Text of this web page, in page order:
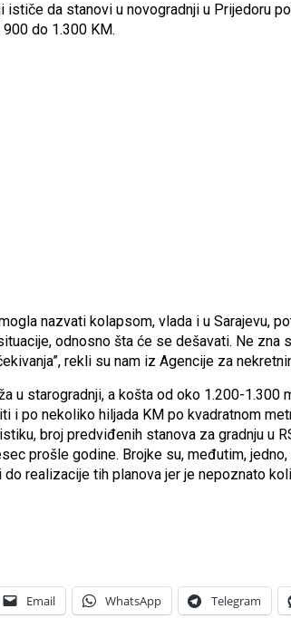
ističe da stanovi u novogradnji u Prijedoru
do 1.300 KM.
nazvati kolapsom, vlada i u Sarajevu,
odnosno šta će se dešavati. Ne zna
rekli su nam iz Agencije za
u starogradnji, a košta od oko 1.200-1.300
i po nekoliko hiljada KM po kvadratnom
broj predviđenih stanova za gradnju u
prošle godine. Brojke su, međutim,
realizacije tih planova jer je nepoznato
Email WhatsApp Telegram